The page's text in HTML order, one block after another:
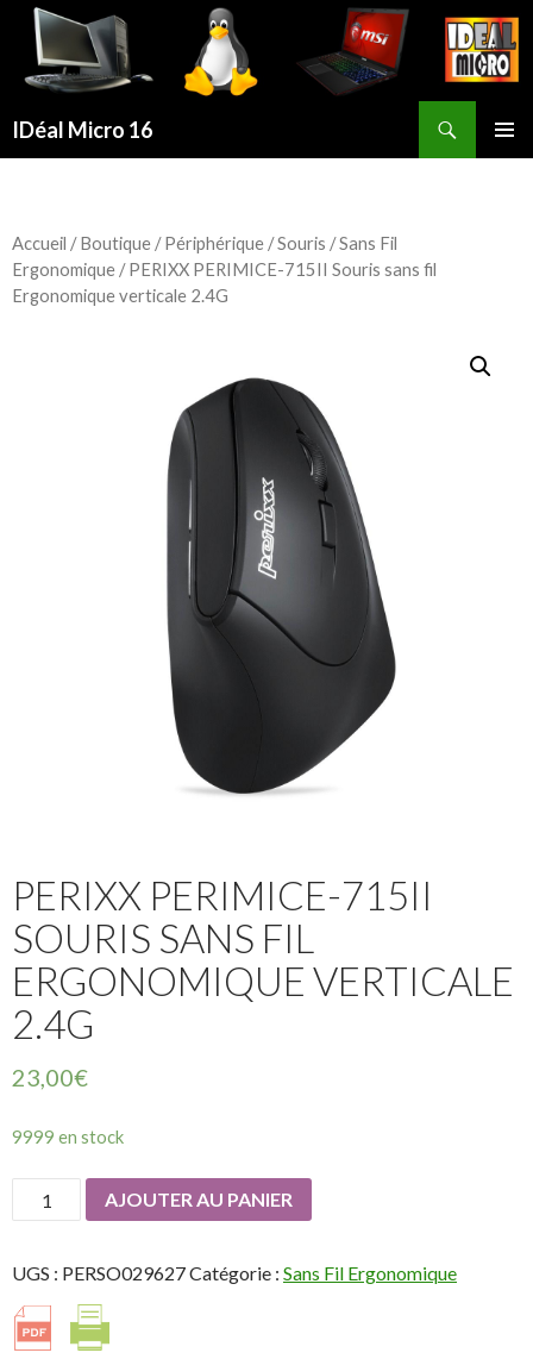
IDéal Micro 16
Accueil /Boutique /Périphérique /Souris /Sans Fil
Ergonomique / PERIXX PERIMICE-715II Souris sans fil
Ergonomique verticale 2.4G
PERIXX PERIMICE-715II
SOURIS SANS FIL
ERGONOMIQUE VERTICALE
2.4G
23,00€
9999 en stock
quantité
de
PERIMICE-
715II
Souris
AJOUTER AU PANIER
UGS : PERSO029627Catégorie : Sans Fil Ergonomique